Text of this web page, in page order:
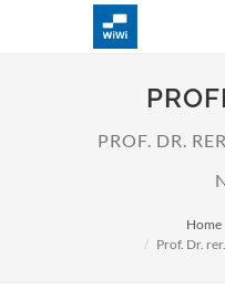
PROF. DR.
Home
Prof. Dr.